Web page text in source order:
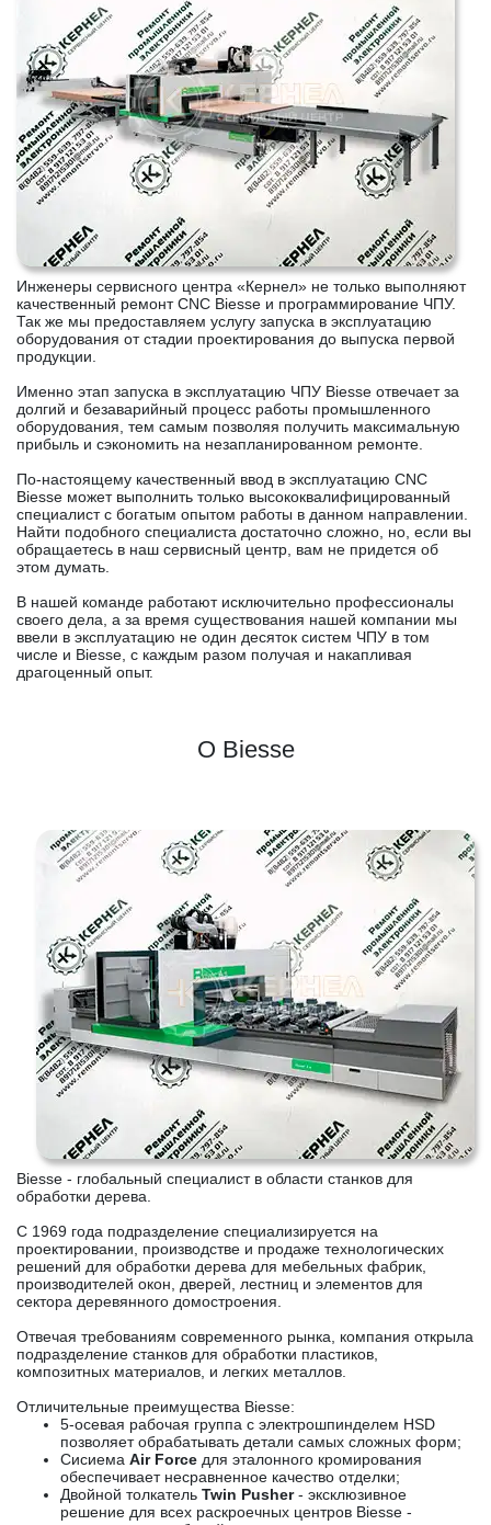
Инженеры сервисного центра «Кернел» не только выполняют
качественный ремонт CNC Biesse и программирование ЧПУ.
Так же мы предоставляем услугу запуска в эксплуатацию
оборудования от стадии проектирования до выпуска первой
продукции.
Именно этап запуска в эксплуатацию ЧПУ Biesse отвечает за
долгий и безаварийный процесс работы промышленного
оборудования, тем самым позволяя получить максимальную
прибыль и сэкономить на незапланированном ремонте.
По-настоящему качественный ввод в эксплуатацию CNC
Biesse может выполнить только высококвалифицированный
специалист с богатым опытом работы в данном направлении.
Найти подобного специалиста достаточно сложно, но, если вы
обращаетесь в наш сервисный центр, вам не придется об
этом думать.
В нашей команде работают исключительно профессионалы
своего дела, а за время существования нашей компании мы
ввели в эксплуатацию не один десяток систем ЧПУ в том
числе и Biesse, с каждым разом получая и накапливая
драгоценный опыт.
О Biesse
Biesse - глобальный специалист в области станков для
обработки дерева.
C 1969 года подразделение специализируется на
проектировании, производстве и продаже технологических
решений для обработки дерева для мебельных фабрик,
производителей окон, дверей, лестниц и элементов для
сектора деревянного домостроения.
Отвечая требованиям современного рынка, компания открыла
подразделение станков для обработки пластиков,
композитных материалов, и легких металлов.
Отличительные преимущества Biesse:
5-осевая рабочая группа с электрошпинделем HSD
позволяет обрабатывать детали самых сложных форм;
Сисиема Air Force для эталонного кромирования
обеспечивает несравненное качество отделки;
Двойной толкатель Twin Pusher- эксклюзивное
решение для всех раскроечных центров Biesse -